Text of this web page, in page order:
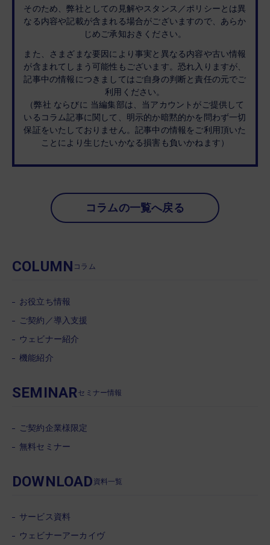
そのため、弊社としての見解やスタンス／ポリシーとは異
なる内容や記載が含まれる場合がございますので、あらか
じめご承知おきください。
また、さまざまな要因により事実と異なる内容や古い情報
が含まれてしまう可能性もございます。恐れ入りますが、
記事中の情報につきましてはご自身の判断と責任の元でご
利用ください。
（弊社 ならびに 当編集部は、当アカウントがご提供して
いるコラム記事に関して、明示的か暗黙的かを問わず一切
保証をいたしておりません。記事中の情報をご利用頂いた
ことにより生じたいかなる損害も負いかねます）
コラムの一覧へ戻る
COLUMN コラム
お役立ち情報
ご契約／導入支援
ウェビナー紹介
機能紹介
SEMINAR セミナー情報
ご契約企業様限定
無料セミナー
DOWNLOAD 資料一覧
サービス資料
ウェビナーアーカイヴ